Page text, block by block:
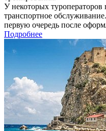
У некоторых туроператоров
транспортное
первую очередь после
Подробнее